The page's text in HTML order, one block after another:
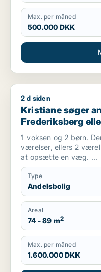
Max. per måned
500.000 DKK
Kristiane søger
2 d siden
Kristiane søger
Frederiksberg
1 voksen og 2 børn.
værelser, ellers 2
at opsætte en væg. ...
Type
Andelsbolig
Areal
74 - 89 m2
Max. per måned
1.600.000 DKK